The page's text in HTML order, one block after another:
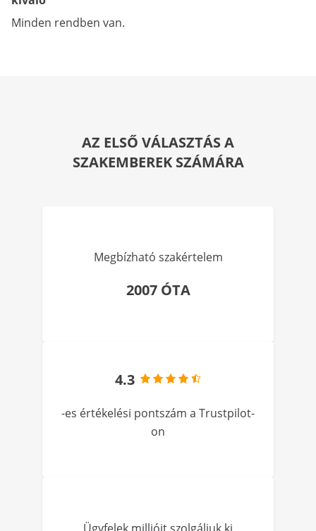
Minden rendben van.
AZ ELSŐ VÁLASZTÁS A
SZAKEMBEREK SZÁMÁRA
Megbízható szakértelem
2007 ÓTA
4.3
-es értékelési pontszám a Trustpilot-
on